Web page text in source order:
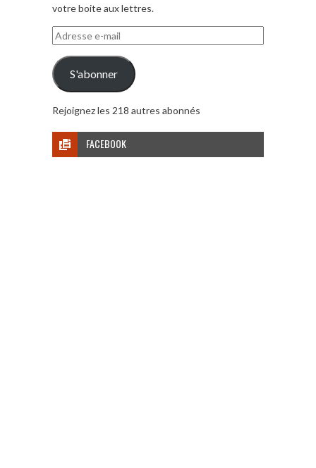
votre boite aux lettres.
Adresse
e-
mail
S'abonner
Rejoignez les 218 autres abonnés
FACEBOOK